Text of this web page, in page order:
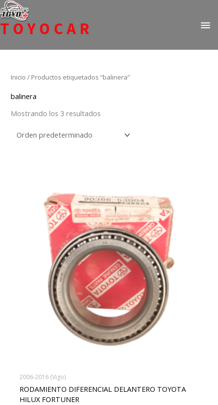
Ir
al
contenido
TOYOCAR
Inicio / Productos etiquetados “balinera”
balinera
Mostrando los 3 resultados
2006-2016 (Vigo)
RODAMIENTO DIFERENCIAL DELANTERO TOYOTA
HILUX FORTUNER